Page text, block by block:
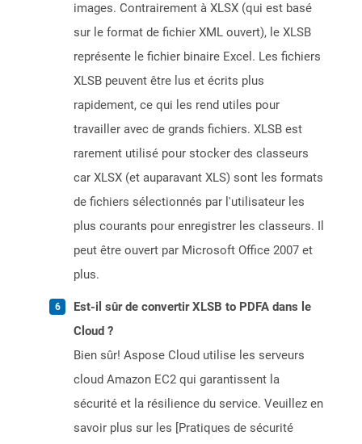
images. Contrairement à XLSX (qui est basé
sur le format de fichier XML ouvert), le XLSB
représente le fichier binaire Excel. Les fichiers
XLSB peuvent être lus et écrits plus
rapidement, ce qui les rend utiles pour
travailler avec de grands fichiers. XLSB est
rarement utilisé pour stocker des classeurs
car XLSX (et auparavant XLS) sont les formats
de fichiers sélectionnés par l'utilisateur les
plus courants pour enregistrer les classeurs. Il
peut être ouvert par Microsoft Office 2007 et
plus.
Est-il sûr de convertir XLSB to PDFA dans le
Cloud ?
Bien sûr! Aspose Cloud utilise les serveurs
cloud Amazon EC2 qui garantissent la
sécurité et la résilience du service. Veuillez en
savoir plus sur les [Pratiques de sécurité